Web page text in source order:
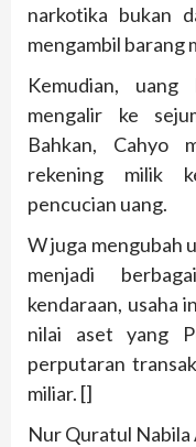
narkotika bukan
mengambil barang
Kemudian,
mengalir ke
Bahkan, Cahyo
rekening milik
pencucian uang.
W juga mengubah
menjadi
kendaraan, usaha
nilai aset yang
perputaran
miliar. []
Nur Quratul Nabila